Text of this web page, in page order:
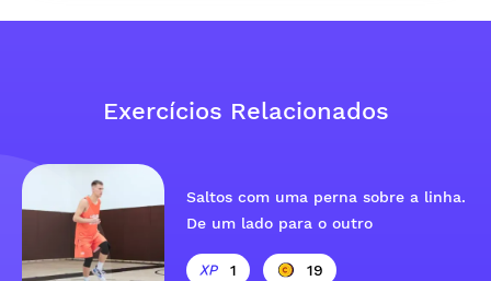
Exercícios Relacionados
Saltos com uma perna sobre a linha.
De um lado para o outro
1 19